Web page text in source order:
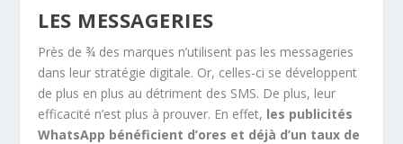
LES MESSAGERIES
Près de ¾ des marques n’utilisent pas les messageries
dans leur stratégie digitale. Or, celles-ci se développent
de plus en plus au détriment des SMS. De plus, leur
efficacité n’est plus à prouver. En effet, les publicités
WhatsApp bénéficient d’ores et déjà d’un taux de